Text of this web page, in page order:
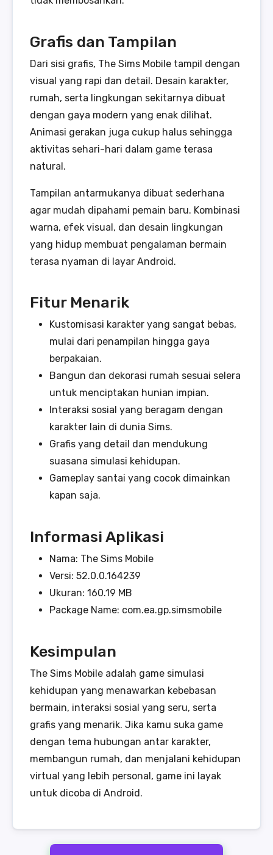
Grafis dan Tampilan
Dari sisi grafis, The Sims Mobile tampil dengan
visual yang rapi dan detail. Desain karakter,
rumah, serta lingkungan sekitarnya dibuat
dengan gaya modern yang enak dilihat.
Animasi gerakan juga cukup halus sehingga
aktivitas sehari-hari dalam game terasa
natural.
Tampilan antarmukanya dibuat sederhana
agar mudah dipahami pemain baru. Kombinasi
warna, efek visual, dan desain lingkungan
yang hidup membuat pengalaman bermain
terasa nyaman di layar Android.
Fitur Menarik
Kustomisasi karakter yang sangat bebas,
mulai dari penampilan hingga gaya
berpakaian.
Bangun dan dekorasi rumah sesuai selera
untuk menciptakan hunian impian.
Interaksi sosial yang beragam dengan
karakter lain di dunia Sims.
Grafis yang detail dan mendukung
suasana simulasi kehidupan.
Gameplay santai yang cocok dimainkan
kapan saja.
Informasi Aplikasi
Nama: The Sims Mobile
Versi: 52.0.0.164239
Ukuran: 160.19 MB
Package Name: com.ea.gp.simsmobile
Kesimpulan
The Sims Mobile adalah game simulasi
kehidupan yang menawarkan kebebasan
bermain, interaksi sosial yang seru, serta
grafis yang menarik. Jika kamu suka game
dengan tema hubungan antar karakter,
membangun rumah, dan menjalani kehidupan
virtual yang lebih personal, game ini layak
untuk dicoba di Android.